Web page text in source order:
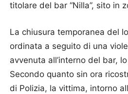
titolare del bar “Nilla”, sito in
La chiusura temporanea del
ordinata a seguito di una
avvenuta all’interno del bar,
Secondo quanto sin ora
di Polizia, la vittima, intorno